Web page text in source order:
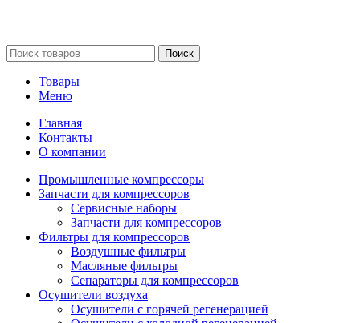
Поиск
Товары
Меню
Главная
Контакты
О компании
Промышленные компрессоры
Запчасти для компрессоров
Сервисные наборы
Запчасти для компрессоров
Фильтры для компрессоров
Воздушные фильтры
Масляные фильтры
Сепараторы для компрессоров
Осушители воздуха
Осушители с горячей регенерацией